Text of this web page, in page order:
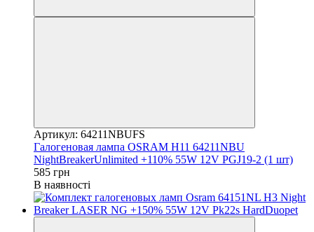
Артикул: 64211NBUFS
Галогеновая лампа OSRAM H11 64211NBU
NightBreakerUnlimited +110% 55W 12V PGJ19-2 (1 шт)
585 грн
В наявності